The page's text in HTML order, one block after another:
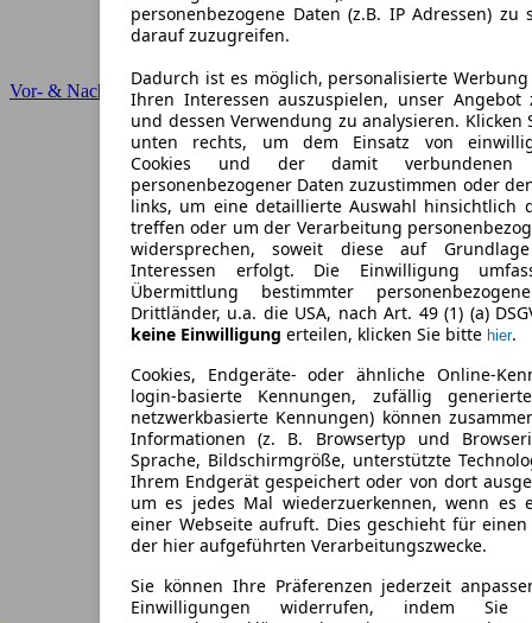
personenbezogene Daten (z.B. IP Adressen) zu
darauf zuzugreifen.
Dadurch ist es möglich, personalisierte
Ihren Interessen auszuspielen, unser Angebot
und dessen Verwendung zu analysieren. Klicken
unten rechts, um dem Einsatz von
Cookies und der damit verbundenen
personenbezogener Daten zuzustimmen oder
links, um eine detaillierte Auswahl hinsichtlich
treffen oder um der Verarbeitung
widersprechen, soweit diese auf
Interessen erfolgt. Die Einwilligung
Übermittlung bestimmter
Drittländer, u.a. die USA, nach Art. 49 (1) (a)
keine Einwilligung erteilen, klicken Sie bitte hier.
Cookies, Endgeräte- oder ähnliche Online-
login-basierte Kennungen, zufällig
netzwerkbasierte Kennungen) können
Informationen (z. B. Browsertyp und
Sprache, Bildschirmgröße, unterstützte
Ihrem Endgerät gespeichert oder von dort
um es jedes Mal wiederzuerkennen, wenn es
einer Webseite aufruft. Dies geschieht für
der hier aufgeführten Verarbeitungszwecke.
Sie können Ihre Präferenzen jederzeit
Einwilligungen widerrufen, indem
Vor- & Nachteile